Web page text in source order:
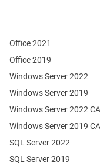
Office 2021
Office 2019
Windows Server 2022
Windows Server 2019
SQL Server 2022
SQL Server 2019
Windows Server 2022
Windows Server 2019